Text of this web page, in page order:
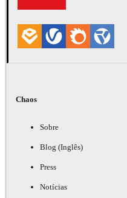
Chaos
Sobre
Blog (Inglês)
Press
Notícias